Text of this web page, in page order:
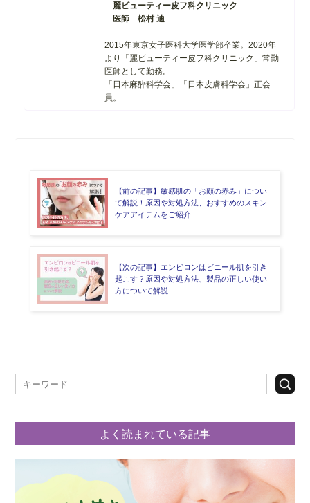
麗ビューティー皮フ科クリニック
医師 松村 迪
2015年東京女子医科大学医学部卒業。 2020年
より「麗ビューティー皮フ科クリニック」常勤
医師として勤務。
「日本麻酔科学会」「日本皮膚科学会」 正会
員。
【前の記事】敏感肌の「お顔の赤み」につい
て解説！原因や対処方法、おすすめのスキン
ケアアイテムをご紹介
【次の記事】エンビロンはビニール肌を引き
起こす？原因や対処方法、製品の正しい使い
方について解説
よく読まれている記事